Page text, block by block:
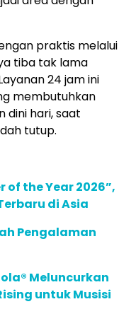
praktis melalui
tiba tak lama
24 jam ini
membutuhkan
dini hari, saat
tutup.
of the Year 2026”,
di Asia
Pengalaman
Meluncurkan
untuk Musisi